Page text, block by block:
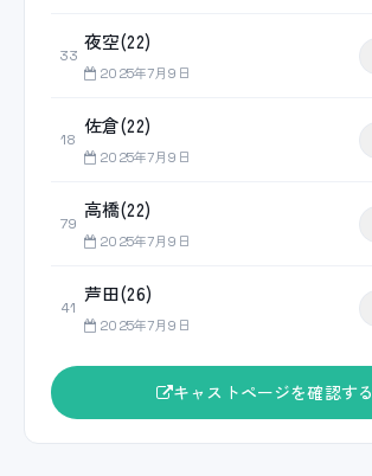
33
夜空(22)
2025年7月9日
18
佐倉(22)
2025年7月9日
79
高橋(22)
2025年7月9日
41
芦田(26)
2025年7月9日
キャストページを確認する